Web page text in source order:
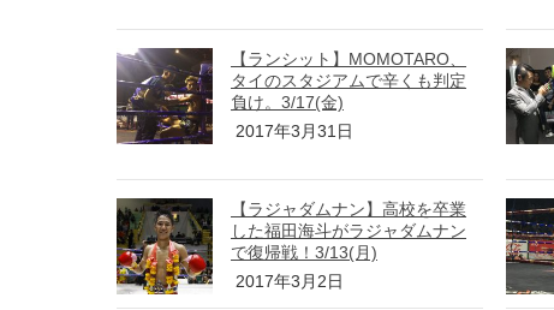
【ランシット】MOMOTARO、
タイのスタジアムで辛くも判定
負け。3/17(金)
2017年3月31日
【ラジャダムナン】高校を卒業
した福田海斗がラジャダムナン
で復帰戦！3/13(月)
2017年3月2日